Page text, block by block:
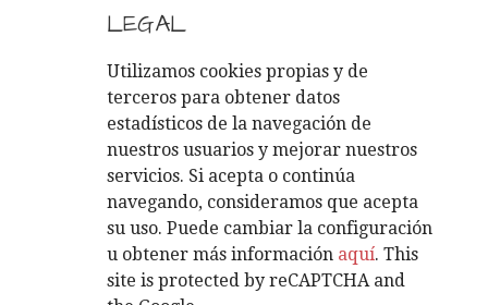
T
E
G
O
R
Í
A
S
LEGAL
Utilizamos cookies propias y de
terceros para obtener datos
estadísticos de la navegación de
nuestros usuarios y mejorar nuestros
servicios. Si acepta o continúa
navegando, consideramos que acepta
su uso. Puede cambiar la configuración
u obtener más información aquí. This
site is protected by reCAPTCHA and